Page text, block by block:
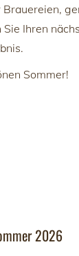
Ihren
Sommer!
2026